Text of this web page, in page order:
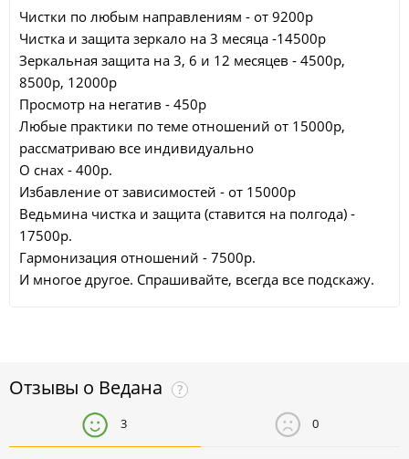
Чистки по любым направлениям - от 9200р
Чистка и защита зеркало на 3 месяца -14500р
Зеркальная защита на 3, 6 и 12 месяцев - 4500р,
8500р, 12000р
Просмотр на негатив - 450р
Любые практики по теме отношений от 15000р,
рассматриваю все индивидуально
О снах - 400р.
Избавление от зависимостей - от 15000р
Ведьмина чистка и защита (ставится на полгода) -
17500р.
Гармонизация отношений - 7500р.
И многое другое. Спрашивайте, всегда все подскажу.
Отзывы о Ведана ?
3 0